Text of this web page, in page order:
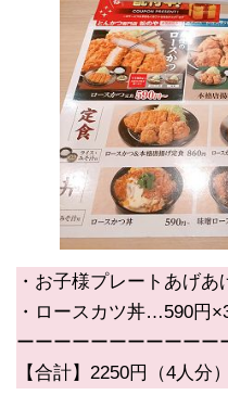
・お子様プレートあげ
・ロースカツ丼…590円
ーーーーーーーーーーー
【合計】2250円（4人分）